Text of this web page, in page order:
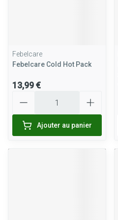
Febelcare
Febelcare Cold Hot Pack
13,99 €
Ajouter au panier